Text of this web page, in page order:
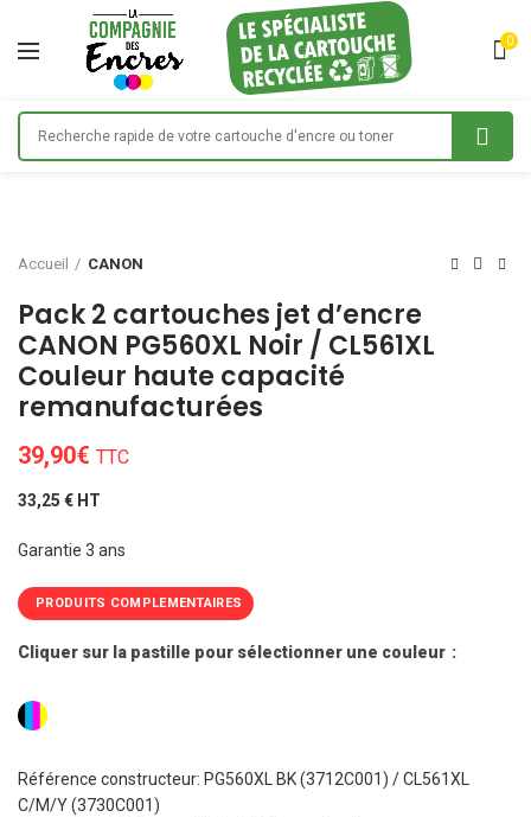
0
Accueil CANON
Pack 2 cartouches jet d’encre
CANON PG560XL Noir / CL561XL
Couleur haute capacité
remanufacturées
39,90€ TTC
33,25 € HT
Garantie 3 ans
PRODUITS COMPLEMENTAIRES
Cliquer sur la pastille pour sélectionner une couleur
Référence constructeur: PG560XL BK (3712C001) / CL561XL
C/M/Y (3730C001)